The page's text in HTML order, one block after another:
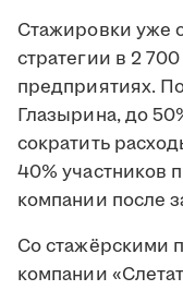
Стажировки уже
стратегии в 2
предприятиях.
Глазырина, до
сократить
40% участников
компании после
Со стажёрскими
компании